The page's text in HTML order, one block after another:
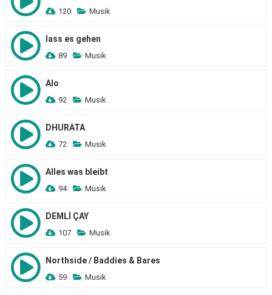
120 Musik
lass es gehen
89 Musik
Alo
92 Musik
DHURATA
72 Musik
Alles was bleibt
94 Musik
DEMLİ ÇAY
107 Musik
Northside / Baddies & Bares
59 Musik